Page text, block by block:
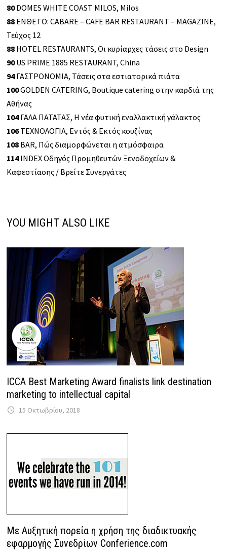
80DOMES WHITE COAST MILOS, Milos
88 ΕΝΘΕΤΟ: CABARE – CAFE BAR RESTAURANT – MAGAZINE,
Τεύχος 12
88 HOTEL RESTAURANTS, Οι κυρίαρχες τάσεις στο Design
90US PRIME 1885 RESTAURANT, China
94ΓΑΣΤΡΟΝΟΜΙΑ, Τάσεις στα εστιατορικά πιάτα
100GOLDEN CATERING, Boutique catering στην καρδιά της
Αθήνας
104ΓΑΛΑ ΠΑΤΑΤΑΣ, Η νέα φυτική εναλλακτική γάλακτος
106ΤΕΧΝΟΛΟΓΙΑ, Εντός & Εκτός κουζίνας
108 BAR, Πώς διαμορφώνεται η ατμόσφαιρα
114INDEX Οδηγός Προμηθευτών Ξενοδοχείων &
Καφεστίασης / Βρείτε Συνεργάτες
YOU MIGHT ALSO LIKE
ICCA Best Marketing Award finalists link destination
marketing to intellectual capital
15 Οκτωβρίου, 2018
Με Αυξητική πορεία η χρήση της διαδικτυακής
εφαρμογής Συνεδρίων Conferience.com